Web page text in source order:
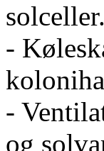
solceller.
-
-
og